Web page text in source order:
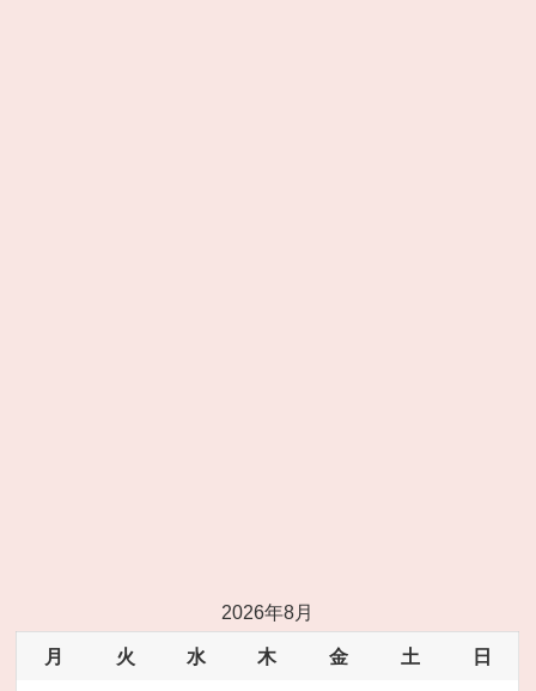
2026年8月
月 火 水 木 金 土 日